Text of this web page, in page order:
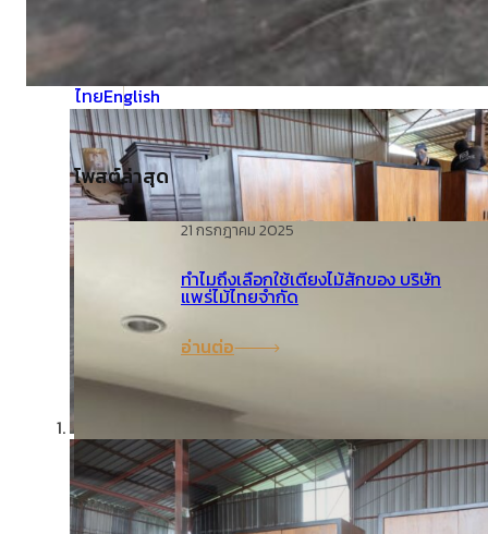
English
ไทย
โพสต์ล่าสุด
21 กรกฎาคม 2025
ทำไมถึงเลือกใช้เตียงไม้สักของ บริษัท
แพร่ไม้ไทยจำกัด
อ่านต่อ